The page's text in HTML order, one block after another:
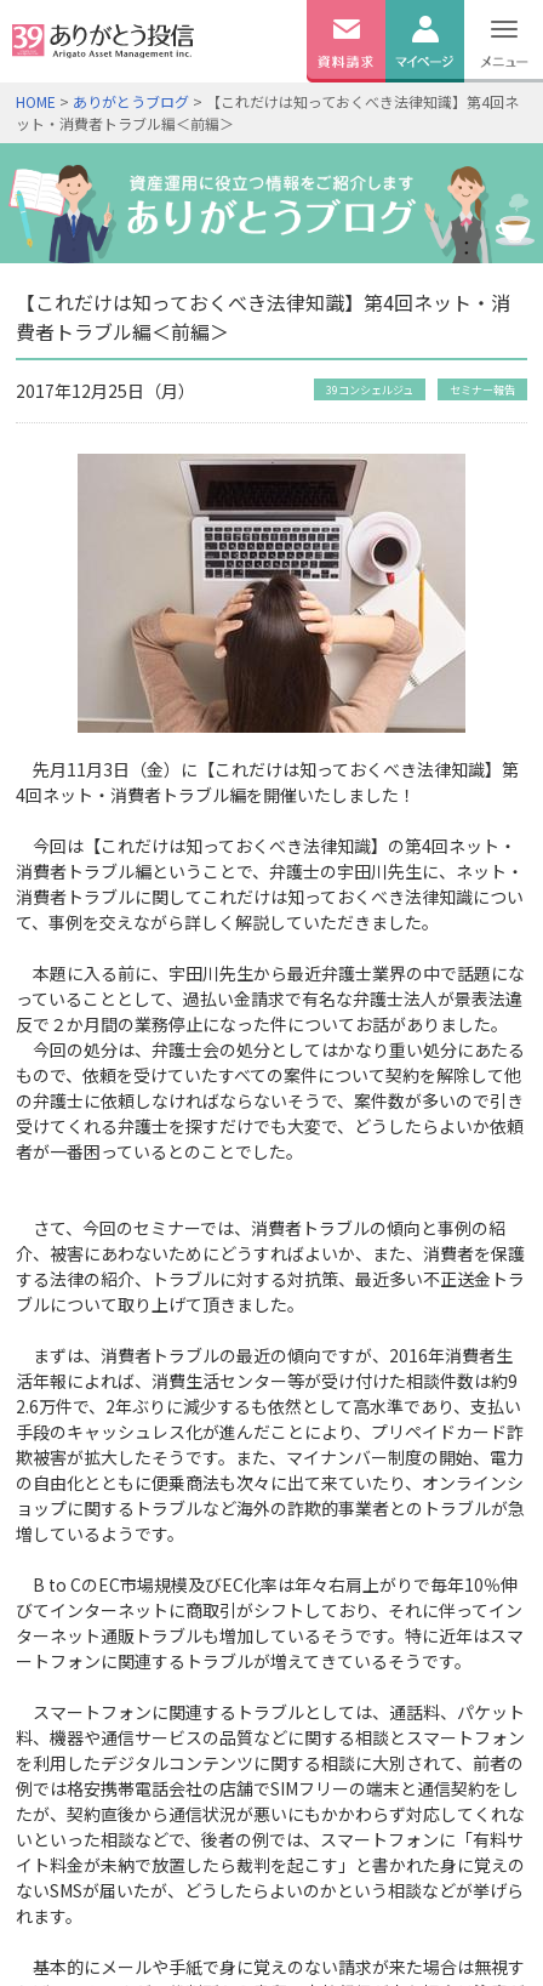
無料資料
口座開設
ログイン
HOME > ありがとうブログ > 【これだけは知っておくべき法律知識】第4回ネ
ット・消費者トラブル編＜前編＞
【これだけは知っておくべき法律知識】第4回ネット・消
費者トラブル編＜前編＞
2017年12月25日（月） 39コンシェルジュ セミナー報告
先月11月3日（金）に【これだけは知っておくべき法律知識】第
4回ネット・消費者トラブル編を開催いたしました！
今回は【これだけは知っておくべき法律知識】の第4回ネット・
消費者トラブル編ということで、弁護士の宇田川先生に、ネット・
消費者トラブルに関してこれだけは知っておくべき法律知識につい
て、事例を交えながら詳しく解説していただきました。
本題に入る前に、宇田川先生から最近弁護士業界の中で話題にな
っていることとして、過払い金請求で有名な弁護士法人が景表法違
反で２か月間の業務停止になった件についてお話がありました。
今回の処分は、弁護士会の処分としてはかなり重い処分にあたる
もので、依頼を受けていたすべての案件について契約を解除して他
の弁護士に依頼しなければならないそうで、案件数が多いので引き
受けてくれる弁護士を探すだけでも大変で、どうしたらよいか依頼
者が一番困っているとのことでした。
さて、今回のセミナーでは、消費者トラブルの傾向と事例の紹
介、被害にあわないためにどうすればよいか、また、消費者を保護
する法律の紹介、トラブルに対する対抗策、最近多い不正送金トラ
ブルについて取り上げて頂きました。
まずは、消費者トラブルの最近の傾向ですが、2016年消費者生
活年報によれば、消費生活センター等が受け付けた相談件数は約9
2.6万件で、2年ぶりに減少するも依然として高水準であり、支払い
手段のキャッシュレス化が進んだことにより、プリペイドカード詐
欺被害が拡大したそうです。また、マイナンバー制度の開始、電力
の自由化とともに便乗商法も次々に出て来ていたり、オンラインシ
ョップに関するトラブルなど海外の詐欺的事業者とのトラブルが急
増しているようです。
B to CのEC市場規模及びEC化率は年々右肩上がりで毎年10％伸
びてインターネットに商取引がシフトしており、それに伴ってイン
ターネット通販トラブルも増加しているそうです。特に近年はスマ
ートフォンに関連するトラブルが増えてきているそうです。
スマートフォンに関連するトラブルとしては、通話料、パケット
料、機器や通信サービスの品質などに関する相談とスマートフォン
を利用したデジタルコンテンツに関する相談に大別されて、前者の
例では格安携帯電話会社の店舗でSIMフリーの端末と通信契約をし
たが、契約直後から通信状況が悪いにもかかわらず対応してくれな
いといった相談などで、後者の例では、スマートフォンに「有料サ
イト料金が未納で放置したら裁判を起こす」と書かれた身に覚えの
ないSMSが届いたが、どうしたらよいのかという相談などが挙げら
れます。
基本的にメールや手紙で身に覚えのない請求が来た場合は無視す